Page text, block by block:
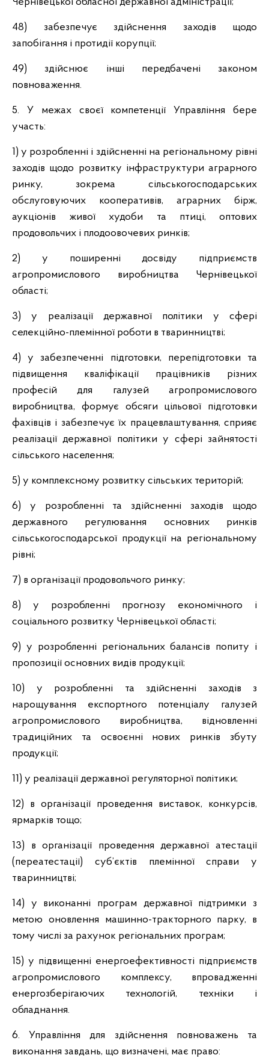
48) забезпечує здійснення заходів щодо
запобігання і протидії корупції;
49) здійснює інші передбачені законом
повноваження.
5. У межах своєї компетенції Управління бере
участь:
1) у розробленні і здійсненні на регіональному рівні
заходів щодо розвитку інфраструктури аграрного
ринку, зокрема сільськогосподарських
обслуговуючих кооперативів, аграрних бірж,
аукціонів живої худоби та птиці, оптових
продовольчих і плодоовочевих ринків;
2) у поширенні досвіду підприємств
агропромислового виробництва Чернівецької
області;
3) у реалізації державної політики у сфері
селекційно-племінної роботи в тваринництві;
4) у забезпеченні підготовки, перепідготовки та
підвищення кваліфікації працівників різних
професій для галузей агропромислового
виробництва, формує обсяги цільової підготовки
фахівців і забезпечує їх працевлаштування, сприяє
реалізації державної політики у сфері зайнятості
сільського населення;
5) у комплексному розвитку сільських територій;
6) у розробленні та здійсненні заходів щодо
державного регулювання основних ринків
сільськогосподарської продукції на регіональному
рівні;
7) в організації продовольчого ринку;
8) у розробленні прогнозу економічного і
соціального розвитку Чернівецької області;
9) у розробленні регіональних балансів попиту і
пропозиції основних видів продукції;
10) у розробленні та здійсненні заходів з
нарощування експортного потенціалу галузей
агропромислового виробництва, відновленні
традиційних та освоєнні нових ринків збуту
продукції;
11) у реалізації державної регуляторної політики;
12) в організації проведення виставок, конкурсів,
ярмарків тощо;
13) в організації проведення державної атестації
(переатестації) суб’єктів племінної справи у
тваринництві;
14) у виконанні програм державної підтримки з
метою оновлення машинно-тракторного парку, в
тому числі за рахунок регіональних програм;
15) у підвищенні енергоефективності підприємств
агропромислового комплексу, впровадженні
енергозберігаючих технологій, техніки і
обладнання.
6. Управління для здійснення повноважень та
виконання завдань, що визначені, має право: